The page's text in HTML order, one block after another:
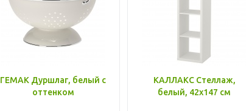
ГЕМАК Дуршлаг, белый с
оттенком
КАЛЛАКС Стеллаж,
белый, 42x147 см